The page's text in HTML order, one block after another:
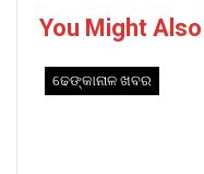
You Might
ଢେଙ୍କାନାଳ ଖବର